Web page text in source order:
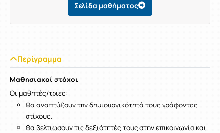
Σελίδα μαθήματος
Περίγραμμα
Μαθησιακοί στόχοι
Οι μαθητές/τριες:
Θα αναπτύξουν την δημιουργικότητά τους γράφοντας
στίχους.
Θα βελτιώσουν τις δεξιότητές τους στην επικοινωνία και